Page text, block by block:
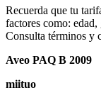
Recuerda que tu
factores como:
Consulta términos y
Aveo PAQ B 2009
miituo